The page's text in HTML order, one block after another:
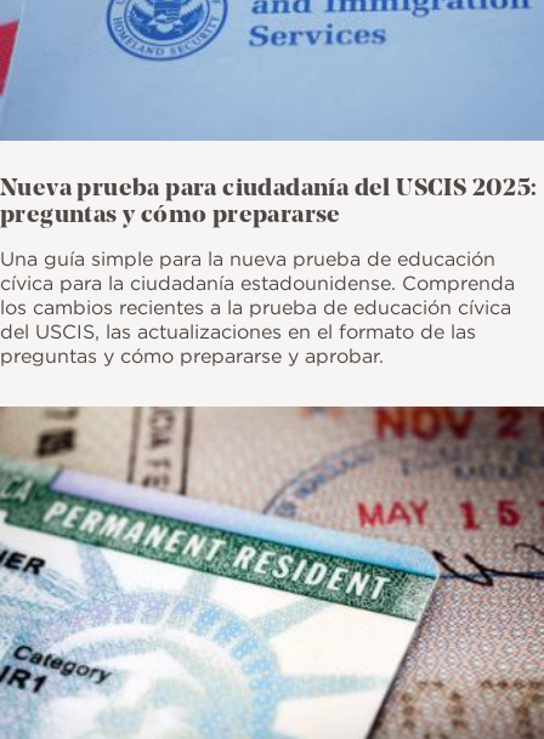
Nueva prueba para ciudadanía del USCIS 2025:
preguntas y cómo prepararse
Una guía simple para la nueva prueba de educación
cívica para la ciudadanía estadounidense. Comprenda
los cambios recientes a la prueba de educación cívica
del USCIS, las actualizaciones en el formato de las
preguntas y cómo prepararse y aprobar.
Imagen